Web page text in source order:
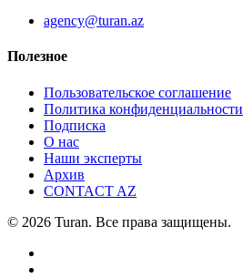
agency@turan.az
Полезное
Пользовательское соглашение
Политика конфиденциальности
Подписка
О нас
Наши эксперты
Архив
CONTACT AZ
© 2026 Turan. Все права защищены.